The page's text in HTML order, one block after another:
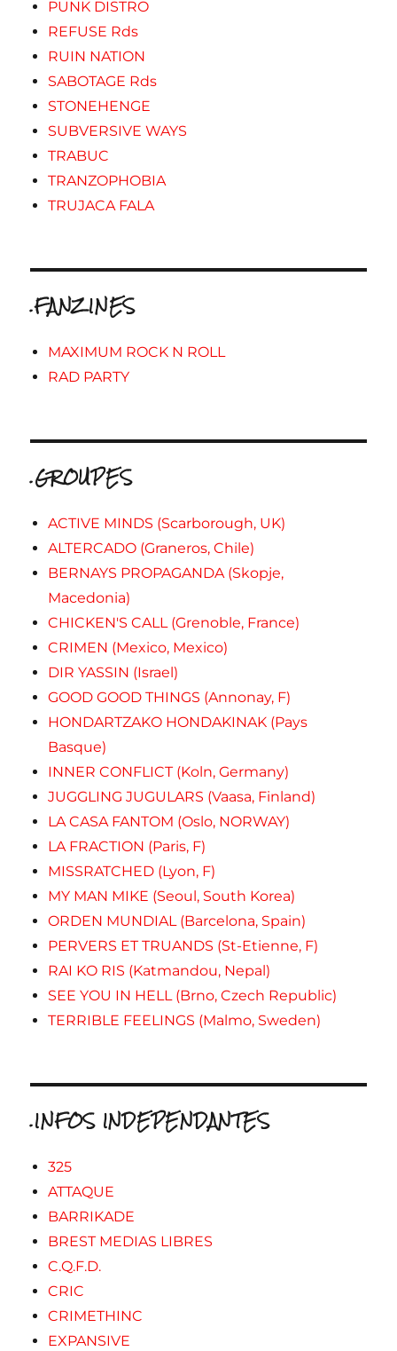
PUNK DISTRO
REFUSE Rds
RUIN NATION
SABOTAGE Rds
STONEHENGE
SUBVERSIVE WAYS
TRABUC
TRANZOPHOBIA
TRUJACA FALA
.FANZINES
MAXIMUM ROCK N ROLL
RAD PARTY
.GROUPES
ACTIVE MINDS (Scarborough, UK)
ALTERCADO (Graneros, Chile)
BERNAYS PROPAGANDA (Skopje,
Macedonia)
CHICKEN'S CALL (Grenoble, France)
CRIMEN (Mexico, Mexico)
DIR YASSIN (Israel)
GOOD GOOD THINGS (Annonay, F)
HONDARTZAKO HONDAKINAK (Pays
Basque)
INNER CONFLICT (Koln, Germany)
JUGGLING JUGULARS (Vaasa, Finland)
LA CASA FANTOM (Oslo, NORWAY)
LA FRACTION (Paris, F)
MISSRATCHED (Lyon, F)
MY MAN MIKE (Seoul, South Korea)
ORDEN MUNDIAL (Barcelona, Spain)
PERVERS ET TRUANDS (St-Etienne, F)
RAI KO RIS (Katmandou, Nepal)
SEE YOU IN HELL (Brno, Czech Republic)
TERRIBLE FEELINGS (Malmo, Sweden)
.INFOS INDEPENDANTES
325
ATTAQUE
BARRIKADE
BREST MEDIAS LIBRES
C.Q.F.D.
CRIC
CRIMETHINC
EXPANSIVE